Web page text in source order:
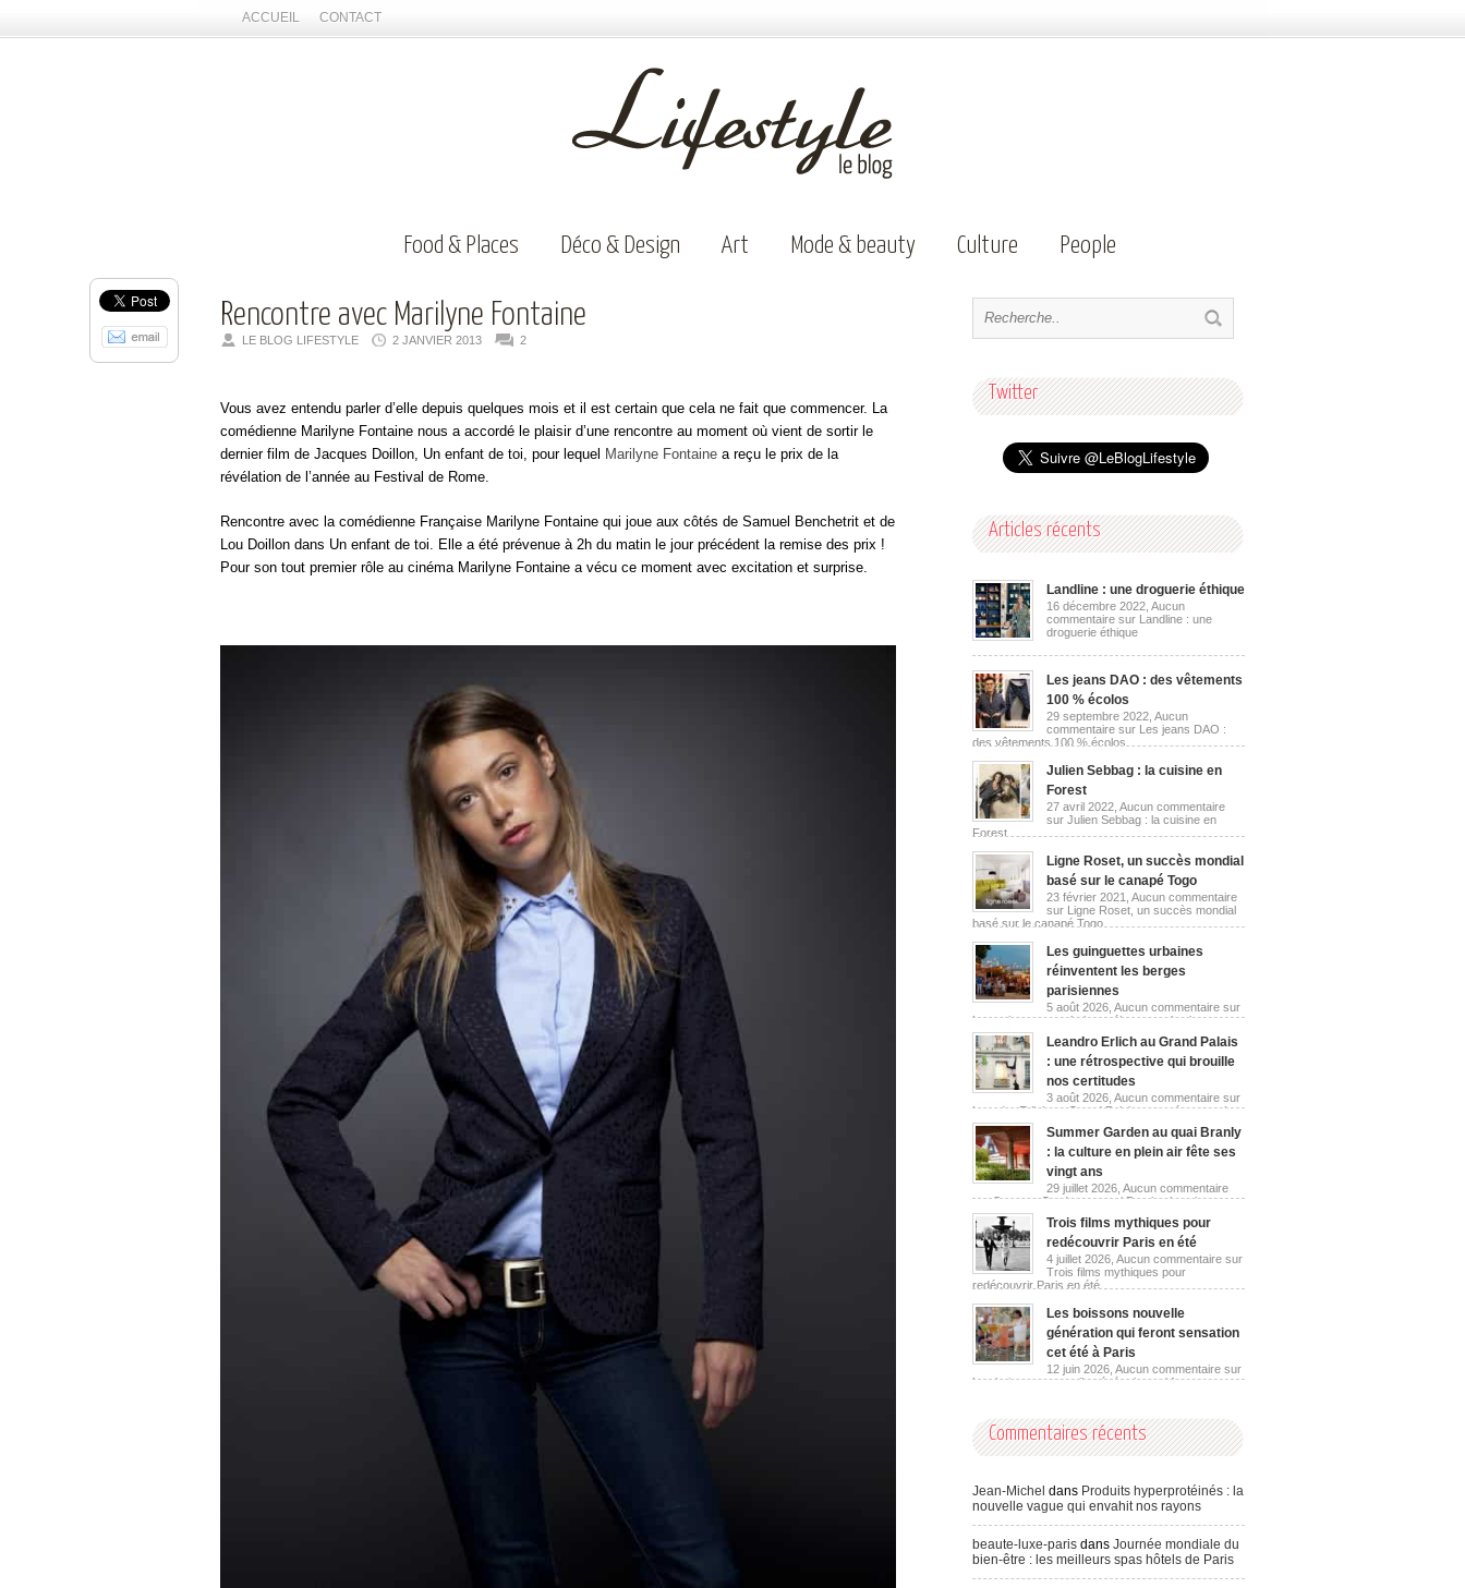
ACCUEIL CONTACT
Food & Places Déco & Design Art Mode & beauty Culture People
Rencontre avec Marilyne Fontaine
LE BLOG LIFESTYLE 2 JANVIER 2013 2
Vous avez entendu parler d’elle depuis quelques mois et il est certain que cela ne fait que commencer. La
comédienne Marilyne Fontaine nous a accordé le plaisir d’une rencontre au moment où vient de sortir le
dernier film de Jacques Doillon, Un enfant de toi, pour lequel Marilyne Fontaine a reçu le prix de la
révélation de l’année au Festival de Rome.
Rencontre avec la comédienne Française Marilyne Fontaine qui joue aux côtés de Samuel Benchetrit et de
Lou Doillon dans Un enfant de toi. Elle a été prévenue à 2h du matin le jour précédent la remise des prix !
Pour son tout premier rôle au cinéma Marilyne Fontaine a vécu ce moment avec excitation et surprise.
Twitter
Articles récents
Landline : une droguerie éthique
16 décembre 2022, Aucun
commentaire sur Landline : une
droguerie éthique
Les jeans DAO : des vêtements
100 % écolos
29 septembre 2022, Aucun
commentaire sur Les jeans DAO :
des vêtements 100 % écolos
Julien Sebbag : la cuisine en
Forest
27 avril 2022, Aucun commentaire
sur Julien Sebbag : la cuisine en
Forest
Ligne Roset, un succès mondial
basé sur le canapé Togo
23 février 2021, Aucun commentaire
sur Ligne Roset, un succès mondial
basé sur le canapé Togo
Les guinguettes urbaines
réinventent les berges
parisiennes
5 août 2026, Aucun commentaire sur
Les guinguettes urbaines réinventent les berges
parisiennes
Leandro Erlich au Grand Palais
: une rétrospective qui brouille
nos certitudes
3 août 2026, Aucun commentaire sur
Leandro Erlich au Grand Palais : une rétrospective
qui brouille nos certitudes
Summer Garden au quai Branly
: la culture en plein air fête ses
vingt ans
29 juillet 2026, Aucun commentaire
sur Summer Garden au quai Branly : la culture en
plein air fête ses vingt ans
Trois films mythiques pour
redécouvrir Paris en été
4 juillet 2026, Aucun commentaire sur
Trois films mythiques pour
redécouvrir Paris en été
Les boissons nouvelle
génération qui feront sensation
cet été à Paris
12 juin 2026, Aucun commentaire sur
Les boissons nouvelle génération qui feront
Commentaires récents
Jean-Michel dans Produits hyperprotéinés : la
nouvelle vague qui envahit nos rayons
beaute-luxe-paris dans Journée mondiale du
bien-être : les meilleurs spas hôtels de Paris